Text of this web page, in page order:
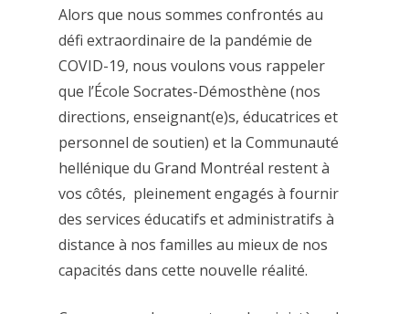
Alors que nous sommes confrontés au
défi extraordinaire de la pandémie de
COVID-19, nous voulons vous rappeler
que l’École Socrates-Démosthène (nos
directions, enseignant(e)s, éducatrices et
personnel de soutien) et la Communauté
hellénique du Grand Montréal restent à
vos côtés, pleinement engagés à fournir
des services éducatifs et administratifs à
distance à nos familles au mieux de nos
capacités dans cette nouvelle réalité.